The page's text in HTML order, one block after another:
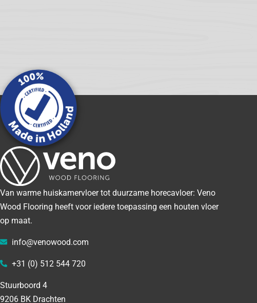
Van warme huiskamervloer tot duurzame horecavloer: Veno
Wood Flooring heeft voor iedere toepassing een houten vloer
op maat.
info@venowood.com
+31 (0) 512 544 720
Stuurboord 4
9206 BK Drachten